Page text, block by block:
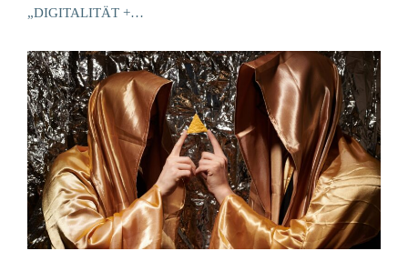
„DIGITALITÄT +…